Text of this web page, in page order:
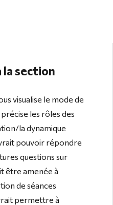
la section
visualise le mode de
les rôles des
la dynamique
pouvoir répondre
questions sur
être amenée à
de séances
permettre à